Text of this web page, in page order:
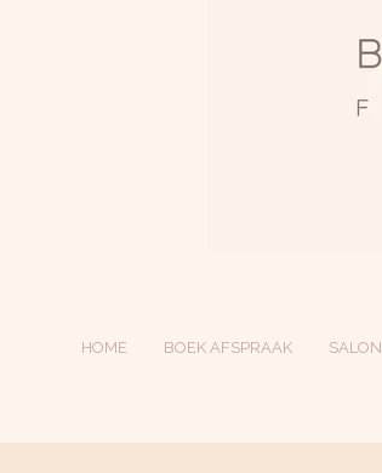
HOME BOEK AFSPRAAK SALON